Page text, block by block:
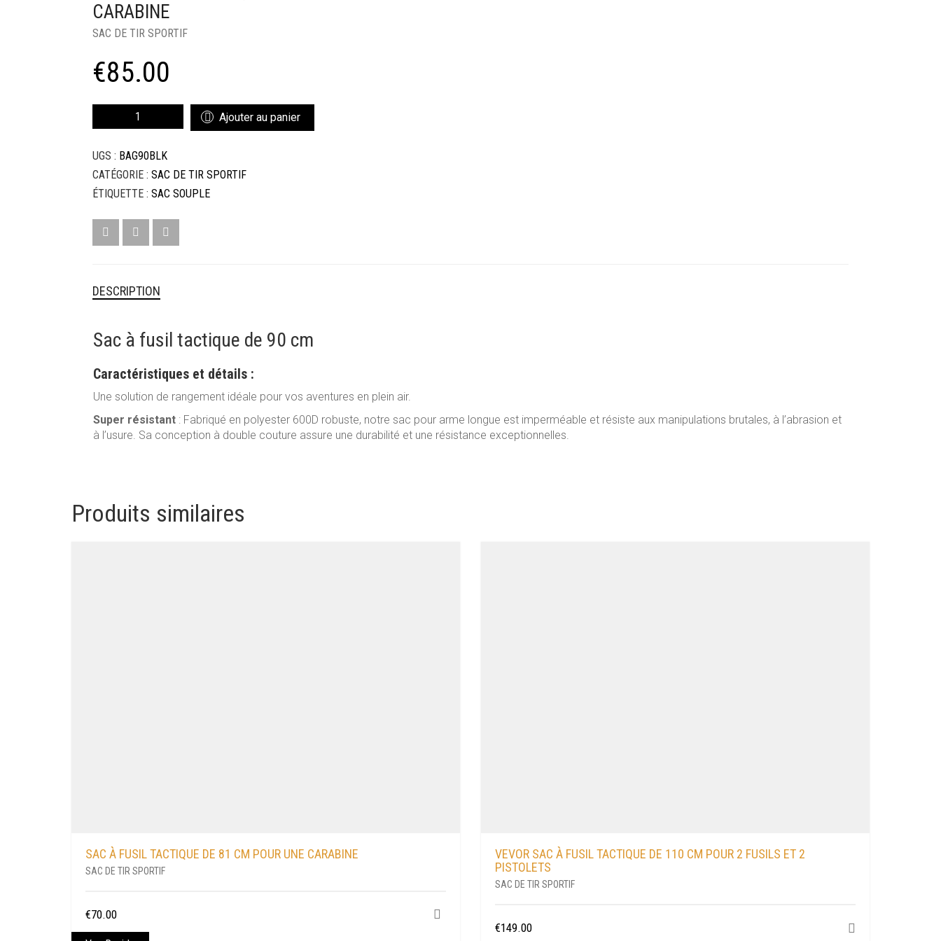
CARABINE
SAC DE TIR SPORTIF
€85.00
QUANTITÉ
DE
À
FUSIL
TACTIQUE
90
CM
POUR
Ajouter au panier
UGS : BAG90BLK
CATÉGORIE : SAC DE TIR SPORTIF
ÉTIQUETTE : SAC SOUPLE
DESCRIPTION
Sac à fusil tactique de 90 cm
Caractéristiques et détails :
Une solution de rangement idéale pour vos aventures en plein air.
Super résistant : Fabriqué en polyester 600D robuste, notre sac pour arme longue est imperméable et résiste aux manipulations brutales, à l’abrasion et
à l’usure. Sa conception à double couture assure une durabilité et une résistance exceptionnelles.
Produits similaires
SAC À FUSIL TACTIQUE DE 81 CM POUR UNE CARABINE
SAC DE TIR SPORTIF
€70.00CE
VEVOR SAC À FUSIL TACTIQUE DE 110 CM POUR 2 FUSILS ET 2
PISTOLETS
SAC DE TIR SPORTIF
€149.00